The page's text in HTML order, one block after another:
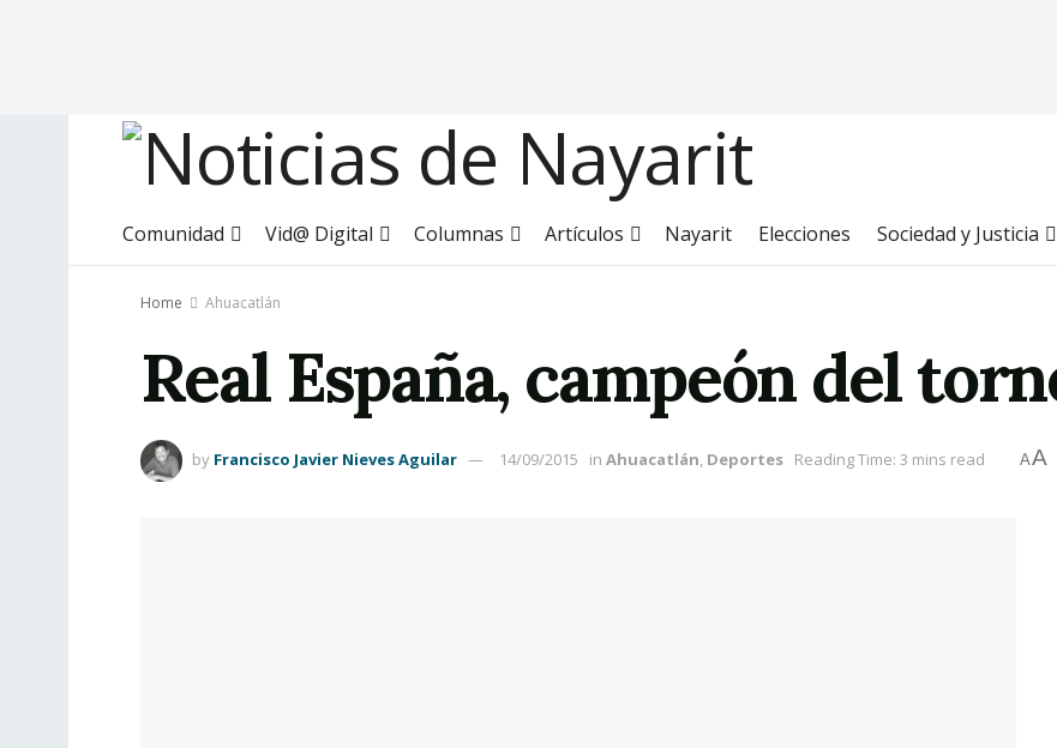
Comunidad Vid@ Digital Columnas Artículos Nayarit Elecciones Sociedad y Justicia
Home Ahuacatlán
Real España, campeón del
by Francisco Javier Nieves Aguilar 14/09/2015 in Ahuacatlán, Deportes Reading Time: 3 mins read AA